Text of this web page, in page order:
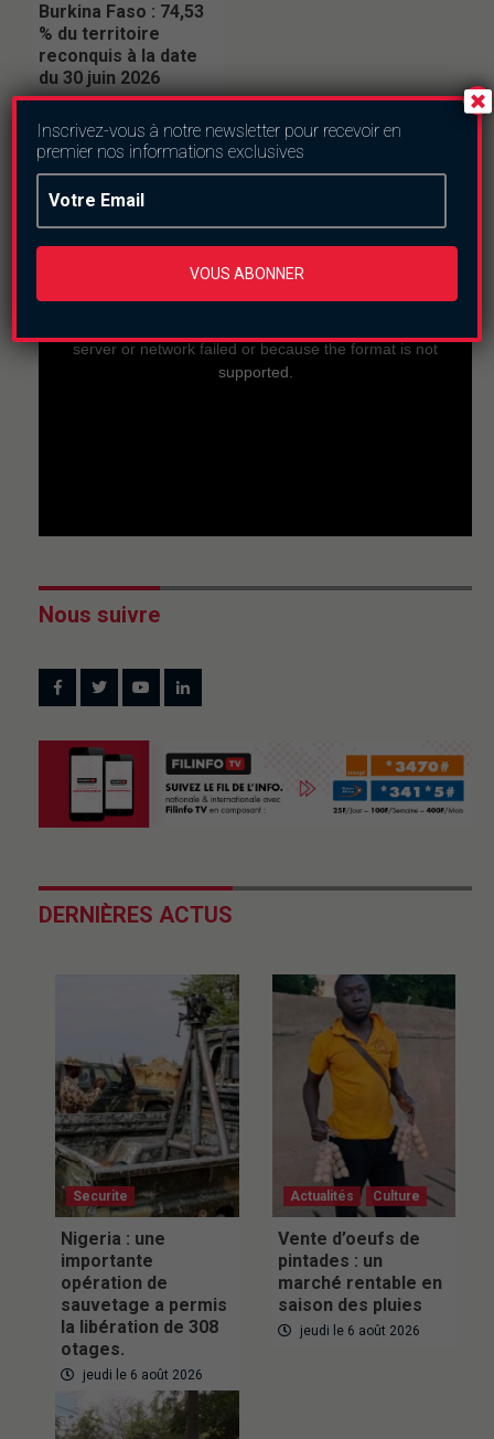
Burkina Faso : 74,53
% du territoire
reconquis à la date
du 30 juin 2026
vendredi le 24 juillet
2026
This
window.server or network failed or because the format is not
supported.
Nous suivre
DERNIÈRES ACTUS
Securite
Nigeria : une
importante
opération de
sauvetage a permis
la libération de 308
otages.
jeudi le 6 août 2026
Actualités Culture
Vente d’oeufs de
pintades : un
marché rentable en
saison des pluies
jeudi le 6 août 2026
Inscrivez-vous à notre newsletter pour recevoir en
premier nos informations exclusives
VOUS ABONNER